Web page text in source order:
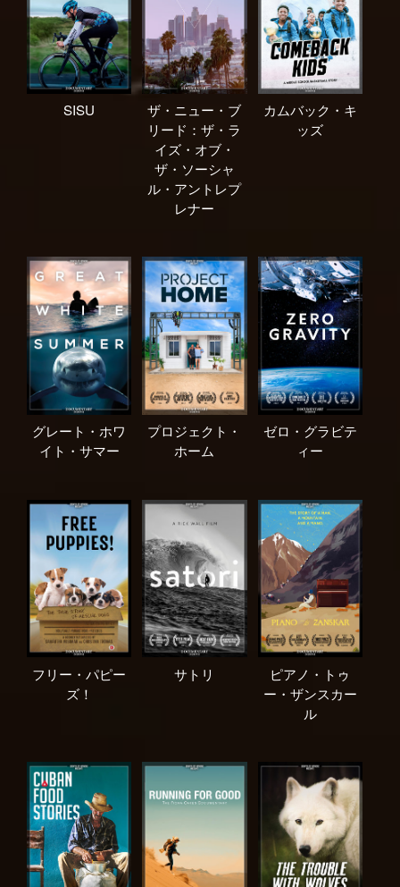
SISU
ザ・ニュー・ブ
リード：ザ・ラ
イズ・オブ・
ザ・ソーシャ
ル・アントレプ
レナー
カムバック・キ
ッズ
グレート・ホワ
イト・サマー
プロジェクト・
ホーム
ゼロ・グラビテ
ィー
フリー・パピー
ズ！
サトリ
ピアノ・トゥ
ー・ザンスカー
ル